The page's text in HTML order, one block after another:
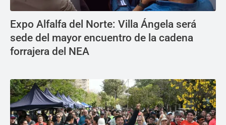
Expo Alfalfa del Norte: Villa Ángela será
sede del mayor encuentro de la cadena
forrajera del NEA